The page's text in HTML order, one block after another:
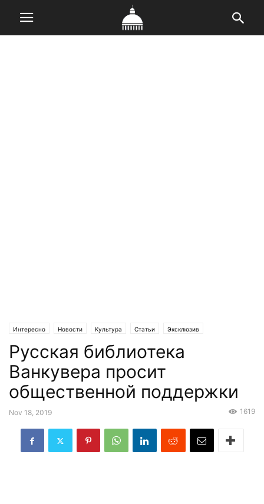
Интересно Новости Культура Статьи Эксклюзив
Русская библиотека
Ванкувера просит
общественной поддержки
Nov 18, 2019 1619